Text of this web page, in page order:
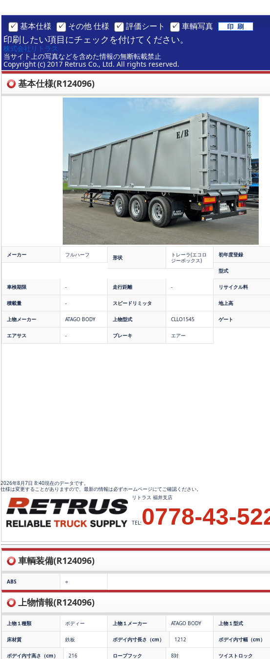
基本仕様 その他 仕様 評価シート 車輌写真
印刷したい項目にチェックを付けてください。
株式会社リトラス
当サイト上の写真などを含めた情報の無断転載禁止
Copyright (c) 2017 Retrus Co., Ltd. All rights reserved.
基本仕様(R124096)
メーカー フルハーフ 形状
トレーラ(エコロ
ジーボックス)
初年度登録
型式
車検期限 - 走行距離 - リサイクル料
積載量 - スピードリミッタ 地上高
上物メーカー ATAGO BODY 上物型式 CLLO1545 ゲート
エアサス - ブレーキ エアー
2026年8月7日 8:40現在のデータです。
仕様は変更することがありますので、最新の情報は必ずホームページにてご確認ください。
リトラス 福井支店
TEL: 0778-43-
車輌装備(R124096)
ABS ○
上物情報(R124096)
上物１種類 ボディー 上物１メーカー ATAGO BODY 上物１型式
床材質 鉄板 ボデイ内寸長さ（cm） 1212 ボデイ内寸幅（cm）
ボデイ内寸高さ（cm） 216 ロープフック 8対 ツイストロック